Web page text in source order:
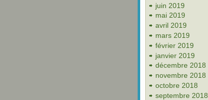
juin 2019
mai 2019
avril 2019
mars 2019
février 2019
janvier 2019
décembre 2018
novembre 2018
octobre 2018
septembre 2018